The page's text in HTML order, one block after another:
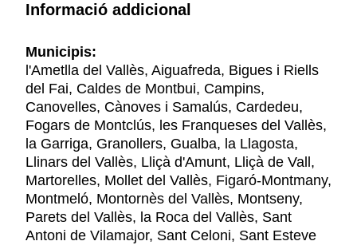
Informació addicional
Municipis:
l'Ametlla del Vallès, Aiguafreda, Bigues i Riells
del Fai, Caldes de Montbui, Campins,
Canovelles, Cànoves i Samalús, Cardedeu,
Fogars de Montclús, les Franqueses del Vallès,
la Garriga, Granollers, Gualba, la Llagosta,
Llinars del Vallès, Lliçà d'Amunt, Lliçà de Vall,
Martorelles, Mollet del Vallès, Figaró-Montmany,
Montmeló, Montornès del Vallès, Montseny,
Parets del Vallès, la Roca del Vallès, Sant
Antoni de Vilamajor, Sant Celoni, Sant Esteve